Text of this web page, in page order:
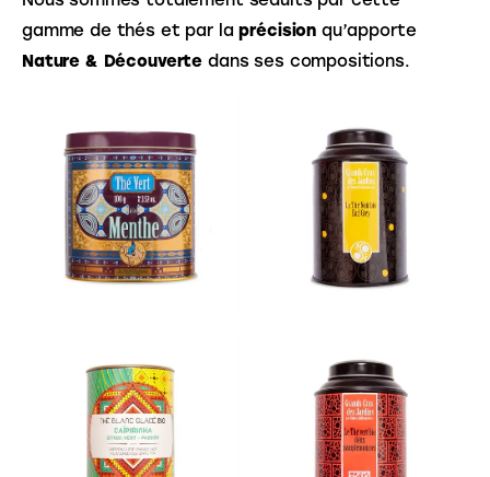
gamme de thés et par la précision qu’apporte
Nature & Découverte dans ses compositions.